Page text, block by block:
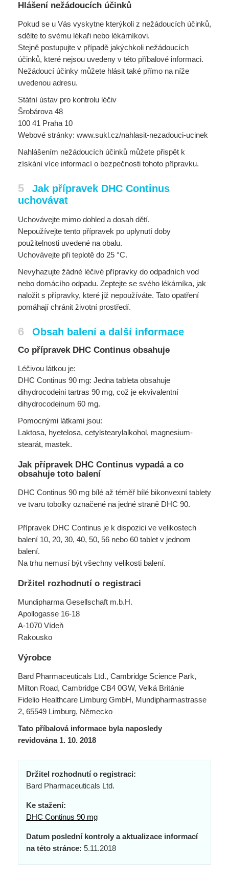
Hlášení nežádoucích účinků
Pokud se u Vás vyskytne kterýkoli z nežádoucích účinků,
sdělte to svému lékaři nebo lékárníkovi.
Stejně postupujte v případě jakýchkoli nežádoucích
účinků, které nejsou uvedeny v této příbalové informaci.
Nežádoucí účinky můžete hlásit také přímo na níže
uvedenou adresu.
Státní ústav pro kontrolu léčiv
Šrobárova 48
100 41 Praha 10
Webové stránky: www.sukl.cz/nahlasit-nezadouci-ucinek
Nahlášením nežádoucích účinků můžete přispět k
získání více informací o bezpečnosti tohoto přípravku.
5
Jak přípravek DHC Continus
uchovávat
Uchovávejte mimo dohled a dosah dětí.
Nepoužívejte tento přípravek po uplynutí doby
použitelnosti uvedené na obalu.
Uchovávejte při teplotě do 25 °C.
Nevyhazujte žádné léčivé přípravky do odpadních vod
nebo domácího odpadu. Zeptejte se svého lékárníka, jak
naložit s přípravky, které již nepoužíváte. Tato opatření
pomáhají chránit životní prostředí.
6 Obsah balení a další informace
Co přípravek DHC Continus obsahuje
Léčivou látkou je:
DHC Continus 90 mg: Jedna tableta obsahuje
dihydrocodeini tartras 90 mg, což je ekvivalentní
dihydrocodeinum 60 mg.
Pomocnými látkami jsou:
Laktosa, hyetelosa, cetylstearylalkohol, magnesium-
stearát, mastek.
Jak přípravek DHC Continus vypadá a co
obsahuje toto balení
DHC Continus 90 mg bílé až téměř bílé bikonvexní tablety
ve tvaru tobolky označené na jedné straně DHC 90.
Přípravek DHC Continus je k dispozici ve velikostech
balení 10, 20, 30, 40, 50, 56 nebo 60 tablet v jednom
balení.
Na trhu nemusí být všechny velikosti balení.
Držitel rozhodnutí o registraci
Mundipharma Gesellschaft m.b.H.
Apollogasse 16-18
A-1070 Vídeň
Rakousko
Výrobce
Bard Pharmaceuticals Ltd., Cambridge Science Park,
Milton Road, Cambridge CB4 0GW, Velká Británie
Fidelio Healthcare Limburg GmbH, Mundipharmastrasse
2, 65549 Limburg, Německo
Tato příbalová informace byla naposledy
revidována 1. 10. 2018
Držitel rozhodnutí o registraci:
Bard Pharmaceuticals Ltd.
Ke stažení:
DHC Continus 90 mg
Datum poslední kontroly a aktualizace informací
na této stránce: 5.11.2018